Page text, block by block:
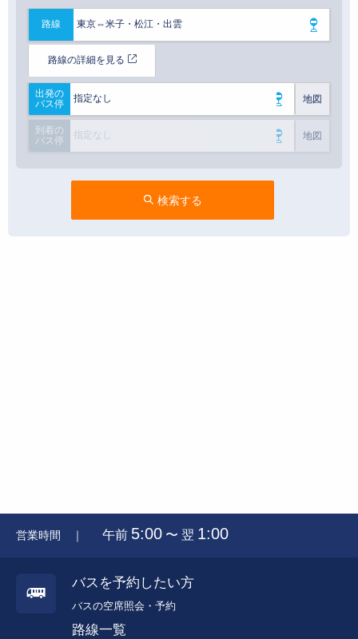
路線 東京⇔米子・松江・出雲
路線の詳細を見る
出発の
バス停
指定なし 地図
到着の
バス停
指定なし 地図
検索する
営業時間 ｜ 午前 5:00 〜 翌 1:00
バスを予約したい方
バスの空席照会・予約
路線一覧